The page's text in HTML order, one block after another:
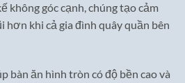
không góc cạnh, chúng tạo cảm
hơn khi cả gia đình quây quần bên
bàn ăn hình tròn có độ bền cao và